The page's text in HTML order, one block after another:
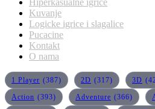
Hiperkasualne igrice
Kuvanje
Logicke igrice i slagalice
Pucacine
Kontakt
O nama
1 Player (387) 2D (317) 3D
Action (393) Adventure (366)